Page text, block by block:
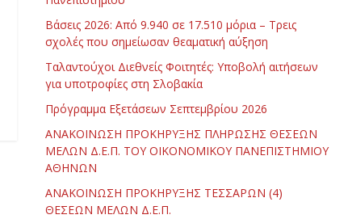
Βάσεις 2026: Από 9.940 σε 17.510 μόρια – Τρεις
σχολές που σημείωσαν θεαματική αύξηση
Ταλαντούχοι Διεθνείς Φοιτητές: Υποβολή αιτήσεων
για υποτροφίες στη Σλοβακία
Πρόγραμμα Εξετάσεων Σεπτεμβρίου 2026
ΑΝΑΚΟΙΝΩΣΗ ΠΡΟΚΗΡΥΞΗΣ ΠΛΗΡΩΣΗΣ ΘΕΣΕΩΝ
ΜΕΛΩΝ Δ.Ε.Π. ΤΟΥ ΟΙΚΟΝΟΜΙΚΟΥ ΠΑΝΕΠΙΣΤΗΜΙΟΥ
ΑΘΗΝΩΝ
ΑΝΑΚΟΙΝΩΣΗ ΠΡΟΚΗΡΥΞΗΣ ΤΕΣΣΑΡΩΝ (4)
ΘΕΣΕΩΝ ΜΕΛΩΝ Δ.Ε.Π.